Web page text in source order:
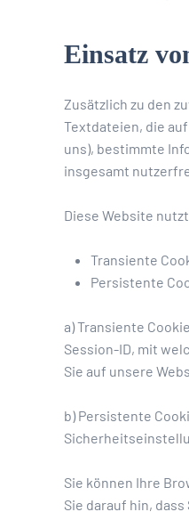
Einsatz
Zusätzlich zu den
Textdateien, die
uns), bestimmte
insgesamt
Diese Website
Transiente
Persistente
a) Transiente
Session-ID, mit
Sie auf unsere
b) Persistente
Sie können Ihre
Sie darauf hin,